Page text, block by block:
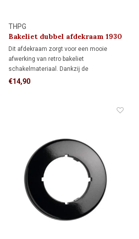
THPG
Bakeliet dubbel afdekraam 1930
Dit afdekraam zorgt voor een mooie
afwerking van retro bakeliet
schakelmateriaal. Dankzij de
rechthoekige vorm biedt het meer
€14,90